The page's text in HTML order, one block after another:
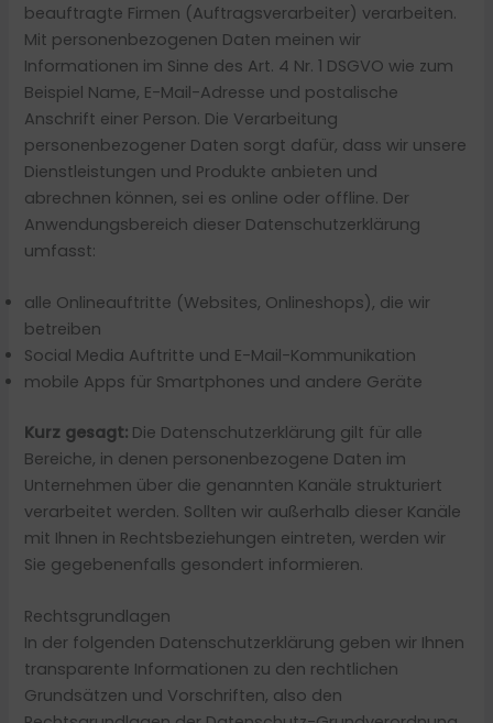
beauftragte Firmen (Auftragsverarbeiter) verarbeiten.
Mit personenbezogenen Daten meinen wir
Informationen im Sinne des Art. 4 Nr. 1 DSGVO wie zum
Beispiel Name, E-Mail-Adresse und postalische
Anschrift einer Person. Die Verarbeitung
personenbezogener Daten sorgt dafür, dass wir unsere
Dienstleistungen und Produkte anbieten und
abrechnen können, sei es online oder offline. Der
Anwendungsbereich dieser Datenschutzerklärung
umfasst:
alle Onlineauftritte (Websites, Onlineshops), die wir
betreiben
Social Media Auftritte und E-Mail-Kommunikation
mobile Apps für Smartphones und andere Geräte
Kurz gesagt: Die Datenschutzerklärung gilt für alle
Bereiche, in denen personenbezogene Daten im
Unternehmen über die genannten Kanäle strukturiert
verarbeitet werden. Sollten wir außerhalb dieser Kanäle
mit Ihnen in Rechtsbeziehungen eintreten, werden wir
Sie gegebenenfalls gesondert informieren.
Rechtsgrundlagen
In der folgenden Datenschutzerklärung geben wir Ihnen
transparente Informationen zu den rechtlichen
Grundsätzen und Vorschriften, also den